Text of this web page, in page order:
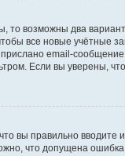
возможны два
все новые учётные
email-
Если вы уверены,
вы правильно
что допущена